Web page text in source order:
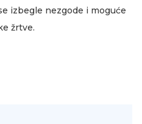
izbegle nezgode i moguće
žrtve.